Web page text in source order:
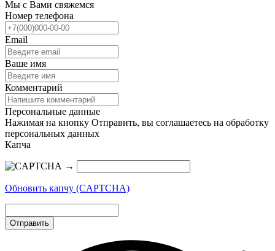
Мы с Вами свяжемся
Номер телефона
Email
Ваше имя
Комментарий
Персональные данные
Нажимая на кнопку Отправить, вы соглашаетесь на обработку
персональных данных
Капча
→
Обновить капчу (CAPTCHA)
Отправить